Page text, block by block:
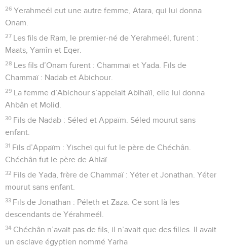
26 Yerahmeél eut une autre femme, Atara, qui lui donna
Onam.
27 Les fils de Ram, le premier-né de Yerahmeél, furent :
Maats, Yamîn et Eqer.
28 Les fils d’Onam furent : Chammaï et Yada. Fils de
Chammaï : Nadab et Abichour.
29 La femme d’Abichour s’appelait Abihaïl, elle lui donna
Ahbân et Molid.
30 Fils de Nadab : Séled et Appaïm. Séled mourut sans
enfant.
31 Fils d’Appaïm : Yischeï qui fut le père de Chéchân.
Chéchân fut le père de Ahlaï.
32 Fils de Yada, frère de Chammaï : Yéter et Jonathan. Yéter
mourut sans enfant.
33 Fils de Jonathan : Péleth et Zaza. Ce sont là les
descendants de Yérahmeél.
34 Chéchân n’avait pas de fils, il n’avait que des filles. Il avait
un esclave égyptien nommé Yarha